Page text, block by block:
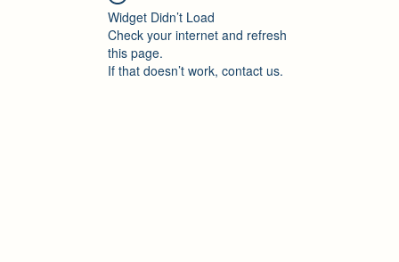
Widget Didn’t Load
Check your internet and refresh
this page.
If that doesn’t work, contact us.